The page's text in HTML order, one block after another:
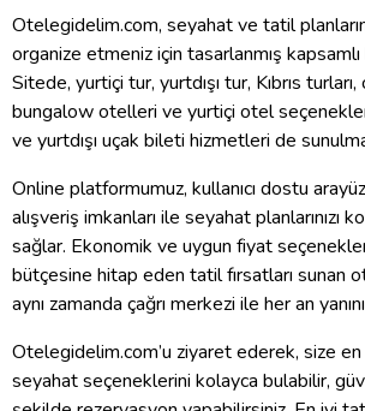
Otelegidelim.com, seyahat ve tatil
organize etmeniz için tasarlanmış
Sitede, yurtiçi tur, yurtdışı tur, Kıbrıs turları,
bungalow otelleri ve yurtiçi otel
ve yurtdışı uçak bileti hizmetleri de
Online platformumuz, kullanıcı dostu
alışveriş imkanları ile seyahat planlarınızı
sağlar. Ekonomik ve uygun fiyat
bütçesine hitap eden tatil fırsatları sunan
aynı zamanda çağrı merkezi ile her an
Otelegidelim.com’u ziyaret ederek, size
seyahat seçeneklerini kolayca bulabilir,